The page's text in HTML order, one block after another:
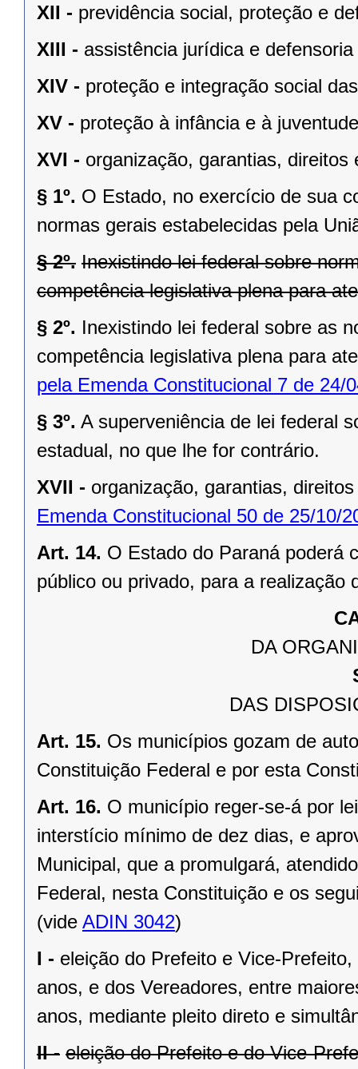
XII - previdência social, proteção e
XIII - assistência jurídica e
XIV - proteção e integração social
XV - proteção à infância e à
XVI - organização, garantias,
§ 1º. O Estado, no exercício de sua
normas gerais estabelecidas pela
§ 2º. Inexistindo lei federal sobre
competência legislativa plena para
§ 2º. Inexistindo lei federal sobre as
competência legislativa plena para
pela Emenda Constitucional 7 de 24/
§ 3º. A superveniência de lei federal
estadual, no que lhe for contrário.
XVII - organização, garantias,
Emenda Constitucional 50 de 25/10/
Art. 14. O Estado do Paraná poderá
público ou privado, para a realização
DA
DAS
Art. 15. Os municípios gozam de
Constituição Federal e por esta
Art. 16. O município reger-se-á por
interstício mínimo de dez dias, e
Municipal, que a promulgará,
Federal, nesta Constituição e os
(vide ADIN 3042)
I - eleição do Prefeito e Vice-
anos, e dos Vereadores, entre
anos, mediante pleito direto e
II - eleição do Prefeito e do Vice-